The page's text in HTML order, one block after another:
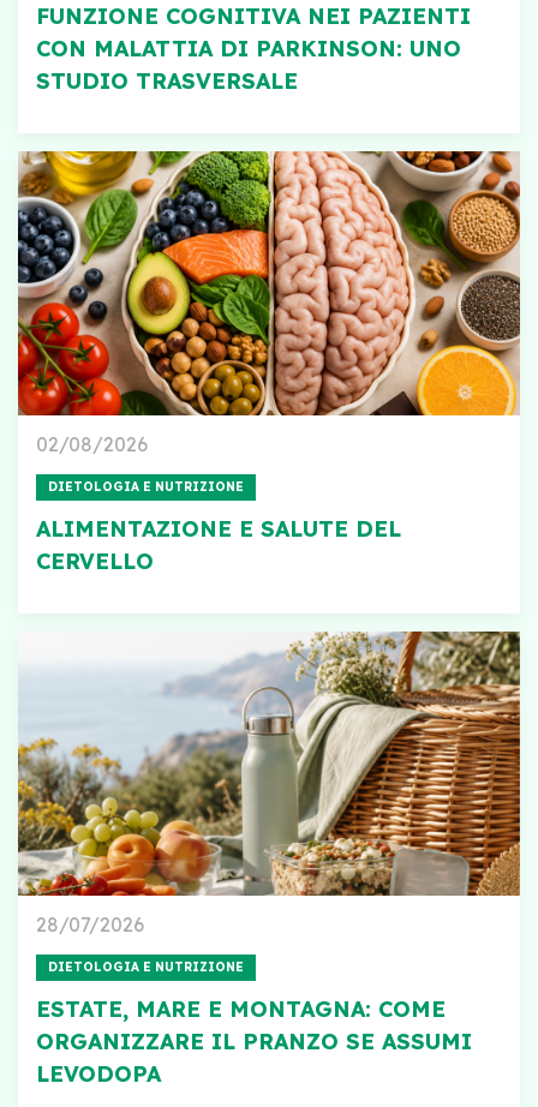
FUNZIONE COGNITIVA NEI PAZIENTI
CON MALATTIA DI PARKINSON: UNO
STUDIO TRASVERSALE
02/08/2026
DIETOLOGIA E NUTRIZIONE
ALIMENTAZIONE E SALUTE DEL
CERVELLO
28/07/2026
DIETOLOGIA E NUTRIZIONE
ESTATE, MARE E MONTAGNA: COME
ORGANIZZARE IL PRANZO SE ASSUMI
LEVODOPA